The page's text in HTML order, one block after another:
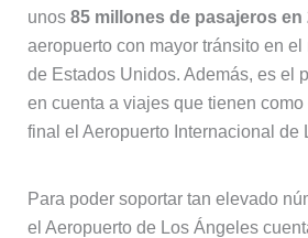
unos 85 millones de pasajeros en
aeropuerto con mayor tránsito en
de Estados Unidos. Además, es el
en cuenta a viajes que tienen
final el Aeropuerto Internacional de
Para poder soportar tan elevado
el Aeropuerto de Los Ángeles